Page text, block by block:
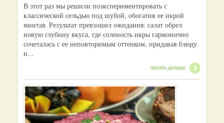
В этот раз мы решили поэкспериментировать с
классической сельдью под шубой, обогатив ее икрой
минтая. Результат превзошел ожидания: салат обрел
новую глубину вкуса, где соленость икры гармонично
сочеталась с ее неповторимым оттенком, придавая блюду
н...
читать дальше